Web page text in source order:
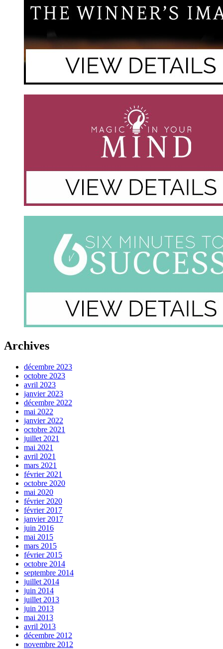
Archives
décembre 2023
octobre 2023
avril 2023
janvier 2023
décembre 2022
mai 2022
janvier 2022
octobre 2021
juillet 2021
mai 2021
avril 2021
mars 2021
février 2021
octobre 2020
mai 2020
février 2020
février 2017
janvier 2017
juin 2016
mai 2015
mars 2015
février 2015
octobre 2014
septembre 2014
juillet 2014
juin 2014
juillet 2013
juin 2013
mai 2013
avril 2013
décembre 2012
novembre 2012